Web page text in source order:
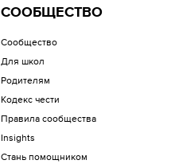
СООБЩЕСТВО
Сообщество
Для школ
Родителям
Кодекс чести
Правила сообщества
Insights
Стань помощником